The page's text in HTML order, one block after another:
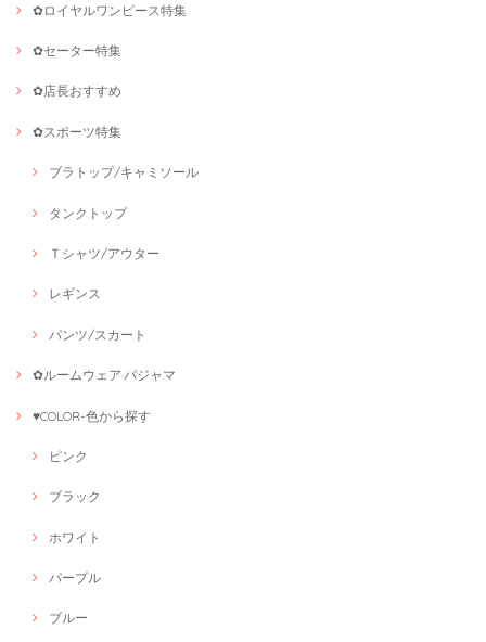
✿ロイヤルワンピース特集
✿セーター特集
✿店長おすすめ
✿スポーツ特集
ブラトップ/キャミソール
タンクトップ
Ｔシャツ/アウター
レギンス
パンツ/スカート
✿ルームウェア·パジャマ
♥COLOR-色から探す
ピンク
ブラック
ホワイト
パープル
ブルー